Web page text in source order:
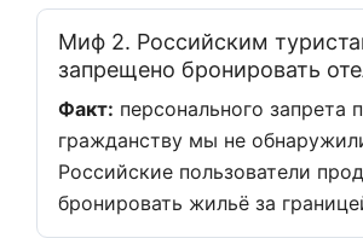
Миф 2. Российским
запрещено бронировать
Факт: персонального запрета
гражданству мы не
Российские пользователи
бронировать жильё за